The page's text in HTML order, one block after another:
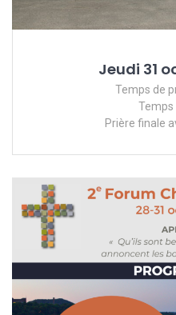
Jeudi 31
Temps de
Temps
Prière finale